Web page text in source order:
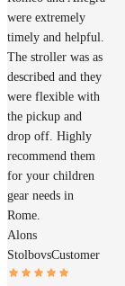
were extremely
timely and helpful.
The stroller was as
described and they
were flexible with
the pickup and
drop off. Highly
recommend them
for your children
gear needs in
Rome.
Alons
StolbovsCustomer